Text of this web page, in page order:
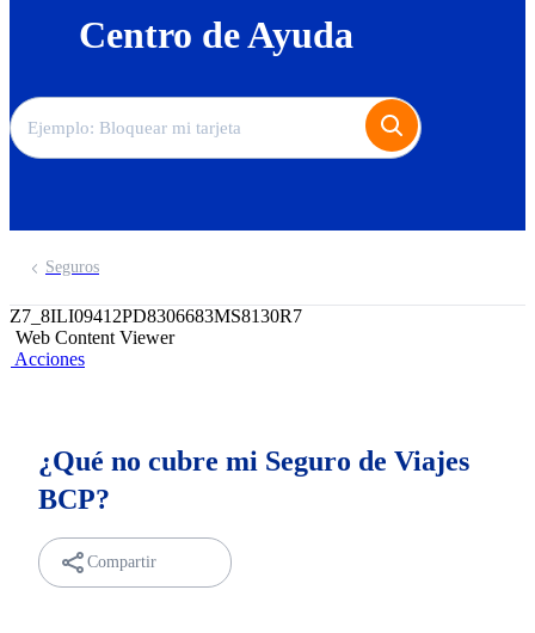
Centro de Ayuda
Seguros
Z7_8ILI09412PD8306683MS8130R7
Web Content Viewer
Acciones
¿Qué no cubre mi Seguro de Viajes
BCP?
Compartir